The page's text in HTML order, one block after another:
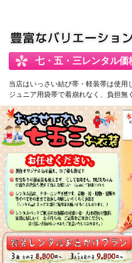
七・五・三レンタル価
当店はいっさい結び帯・軽装帯は使用
ジュニア用袋帯で着崩れなく、負担無